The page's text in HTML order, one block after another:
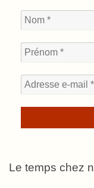
Le temps chez